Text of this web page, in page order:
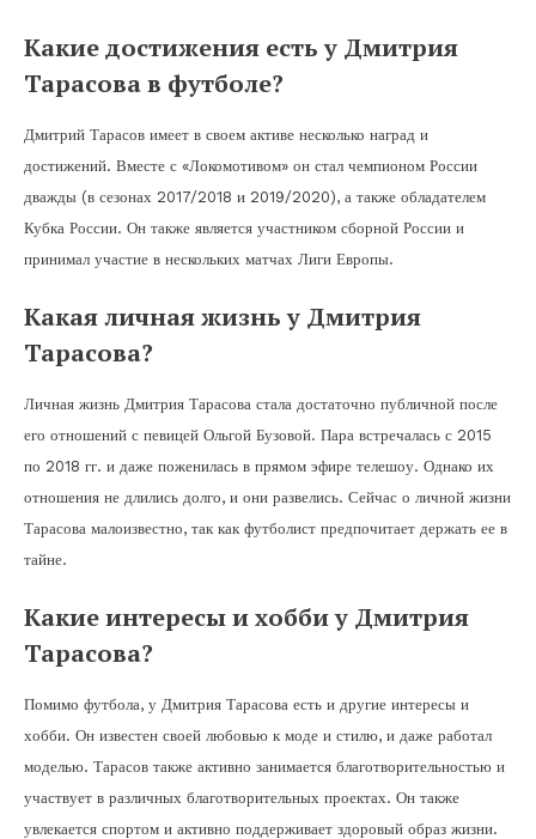
Какие достижения есть у Дмитрия
Тарасова в футболе?
Дмитрий Тарасов имеет в своем активе несколько наград и
достижений. Вместе с «Локомотивом» он стал чемпионом России
дважды (в сезонах 2017/2018 и 2019/2020), а также обладателем
Кубка России. Он также является участником сборной России и
принимал участие в нескольких матчах Лиги Европы.
Какая личная жизнь у Дмитрия
Тарасова?
Личная жизнь Дмитрия Тарасова стала достаточно публичной после
его отношений с певицей Ольгой Бузовой. Пара встречалась с 2015
по 2018 гг. и даже поженилась в прямом эфире телешоу. Однако их
отношения не длились долго, и они развелись. Сейчас о личной жизни
Тарасова малоизвестно, так как футболист предпочитает держать ее в
тайне.
Какие интересы и хобби у Дмитрия
Тарасова?
Помимо футбола, у Дмитрия Тарасова есть и другие интересы и
хобби. Он известен своей любовью к моде и стилю, и даже работал
моделью. Тарасов также активно занимается благотворительностью и
участвует в различных благотворительных проектах. Он также
увлекается спортом и активно поддерживает здоровый образ жизни.